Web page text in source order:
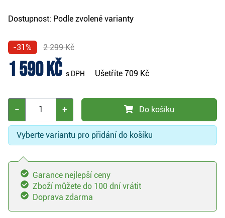
Dostupnost: Podle zvolené varianty
-31% 2 299 Kč
1 590 Kč s DPH Ušetříte 709 Kč
− + Do košíku
Vyberte variantu pro přidání do košíku
Garance nejlepší ceny
Zboží můžete do 100 dní vrátit
Doprava zdarma